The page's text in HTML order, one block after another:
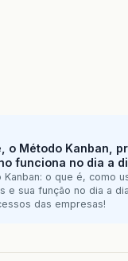
o Método Kanban,
funciona no dia a
o que é, como
e sua função no dia a
das empresas!